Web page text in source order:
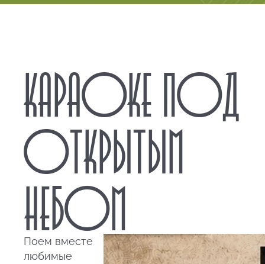
КАРАОКЕ ПОД
ОТКРЫТЫМ
НЕБОМ
Поем вместе
любимые